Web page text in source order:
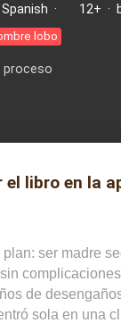
Spanish · 12+ ·
lobo
proceso
el libro en la
ser madre
de
sola en una